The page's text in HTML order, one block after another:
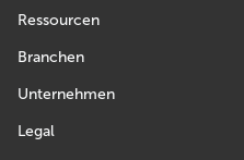
Ressourcen
Branchen
Unternehmen
Legal